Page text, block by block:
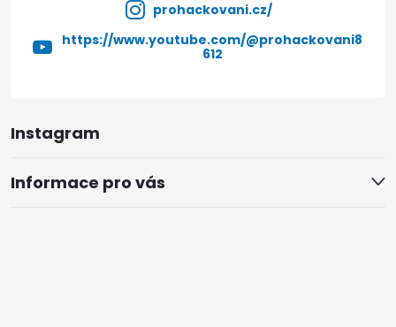
Instagram
Informace pro vás
prohackovani.cz/
https://www.youtube.com/@prohackovani8
612